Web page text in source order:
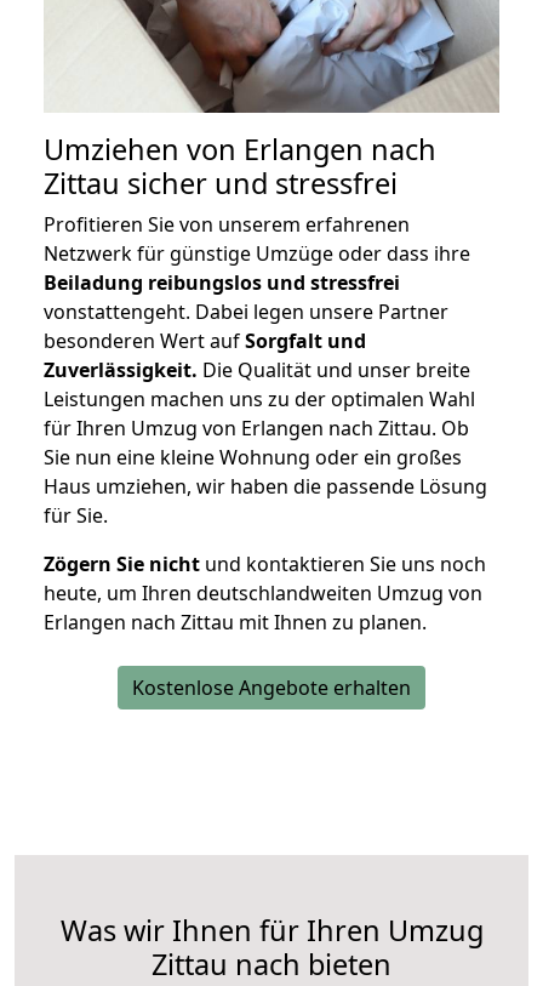
Umziehen von Erlangen nach
Zittau sicher und stressfrei
Profitieren Sie von unserem erfahrenen
Netzwerk für günstige Umzüge oder dass ihre
Beiladung reibungslos und stressfrei
vonstattengeht. Dabei legen unsere Partner
besonderen Wert aufSorgfalt und
Zuverlässigkeit. Die Qualität und unser breite
Leistungen machen uns zu der optimalen Wahl
für Ihren Umzug von Erlangen nach Zittau. Ob
Sie nun eine kleine Wohnung oder ein großes
Haus umziehen, wir haben die passende Lösung
für Sie.
Zögern Sie nicht und kontaktieren Sie uns noch
heute, um Ihren deutschlandweiten Umzug von
Erlangen nach Zittau mit Ihnen zu planen.
Kostenlose Angebote erhalten
Was wir Ihnen für Ihren Umzug
Zittau nach bieten